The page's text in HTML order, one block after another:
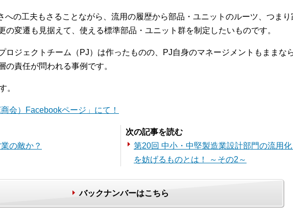
への工夫もさることながら、流用の履歴から部品・ユニットのルーツ、つまり
の変遷も見据えて、使える標準部品・ユニット群を制定したいものです。
ロジェクトチーム（PJ）は作ったものの、PJ自身のマネージメントもままな
の責任が問われる事例です。
。
会）Facebookページ」にて！
の敵か？
次の記事を読む
第20回 中小・中堅製造業設計部門の流用
を妨げるものとは！ ～その2～
バックナンバーはこちら